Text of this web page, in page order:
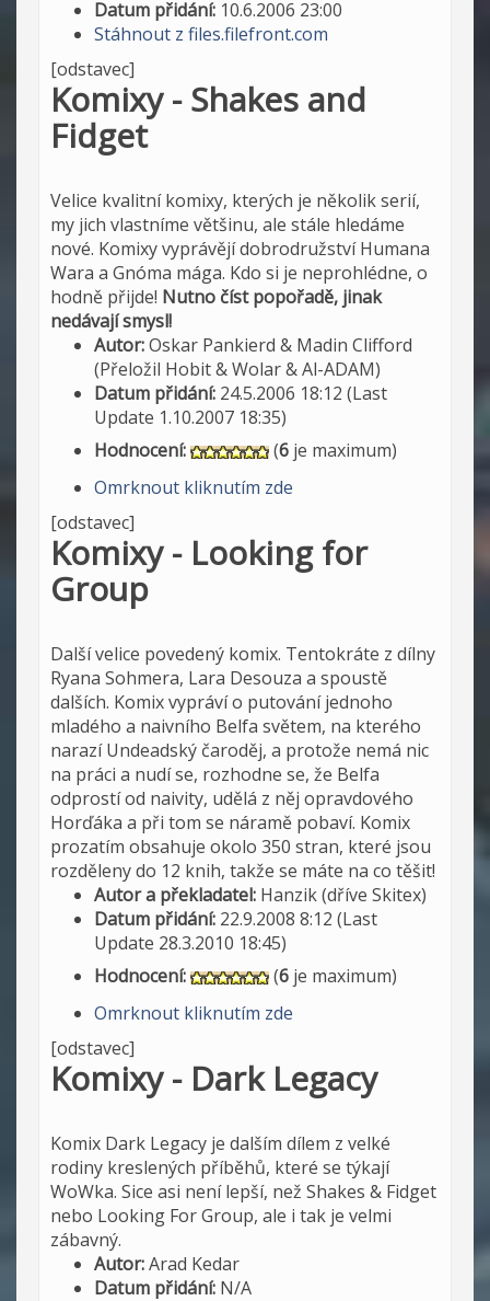
Datum přidání: 10.6.2006 23:00
Stáhnout z files.filefront.com
[odstavec]
Komixy - Shakes and
Fidget
Velice kvalitní komixy, kterých je několik serií,
my jich vlastníme většinu, ale stále hledáme
nové. Komixy vyprávějí dobrodružství Humana
Wara a Gnóma mága. Kdo si je neprohlédne, o
hodně přijde! Nutno číst popořadě, jinak
nedávají smysl!
Autor:Oskar Pankierd & Madin Clifford
(Přeložil Hobit & Wolar & Al-ADAM)
Datum přidání: 24.5.2006 18:12 (Last
Update 1.10.2007 18:35)
Hodnocení:
(6 je maximum)
Omrknout kliknutím zde
[odstavec]
Komixy - Looking for
Group
Další velice povedený komix. Tentokráte z dílny
Ryana Sohmera, Lara Desouza a spoustě
dalších. Komix vypráví o putování jednoho
mladého a naivního Belfa světem, na kterého
narazí Undeadský čaroděj, a protože nemá nic
na práci a nudí se, rozhodne se, že Belfa
odprostí od naivity, udělá z něj opravdového
Horďáka a při tom se náramě pobaví. Komix
prozatím obsahuje okolo 350 stran, které jsou
rozděleny do 12 knih, takže se máte na co těšit!
Autor a překladatel: Hanzik (dříve Skitex)
Datum přidání: 22.9.2008 8:12 (Last
Update 28.3.2010 18:45)
Hodnocení:
(6 je maximum)
Omrknout kliknutím zde
[odstavec]
Komixy - Dark Legacy
Komix Dark Legacy je dalším dílem z velké
rodiny kreslených příběhů, které se týkají
WoWka. Sice asi není lepší, než Shakes & Fidget
nebo Looking For Group, ale i tak je velmi
zábavný.
Autor:Arad Kedar
Datum přidání: N/A